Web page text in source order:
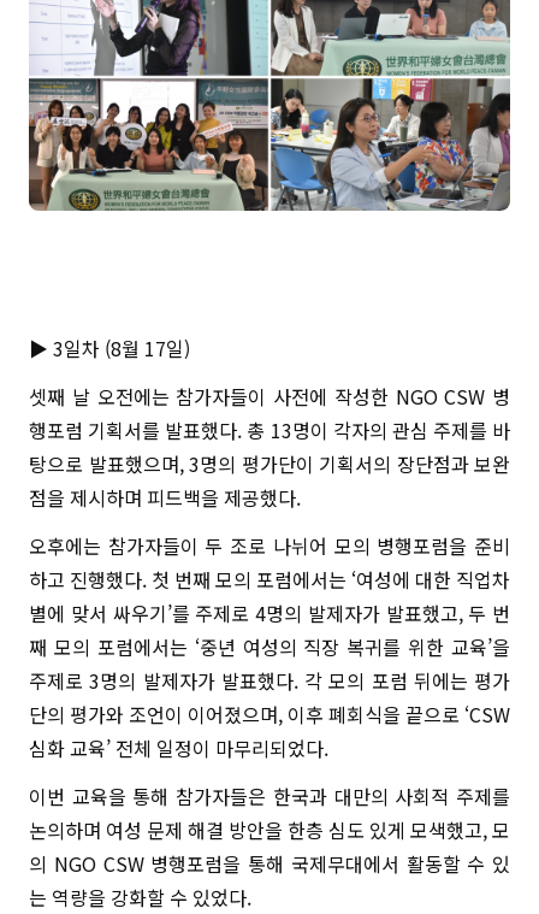
▶ 3일차 (8월 17일)
셋째 날 오전에는 참가자들이 사전에 작성한 NGO CSW 병
행포럼 기획서를 발표했다. 총 13명이 각자의 관심 주제를 바
탕으로 발표했으며, 3명의 평가단이 기획서의 장단점과 보완
점을 제시하며 피드백을 제공했다.
오후에는 참가자들이 두 조로 나뉘어 모의 병행포럼을 준비
하고 진행했다. 첫 번째 모의 포럼에서는 ‘여성에 대한 직업차
별에 맞서 싸우기’를 주제로 4명의 발제자가 발표했고, 두 번
째 모의 포럼에서는 ‘중년 여성의 직장 복귀를 위한 교육’을
주제로 3명의 발제자가 발표했다. 각 모의 포럼 뒤에는 평가
단의 평가와 조언이 이어졌으며, 이후 폐회식을 끝으로 ‘CSW
심화 교육’ 전체 일정이 마무리되었다.
이번 교육을 통해 참가자들은 한국과 대만의 사회적 주제를
논의하며 여성 문제 해결 방안을 한층 심도 있게 모색했고, 모
의 NGO CSW 병행포럼을 통해 국제무대에서 활동할 수 있
는 역량을 강화할 수 있었다.